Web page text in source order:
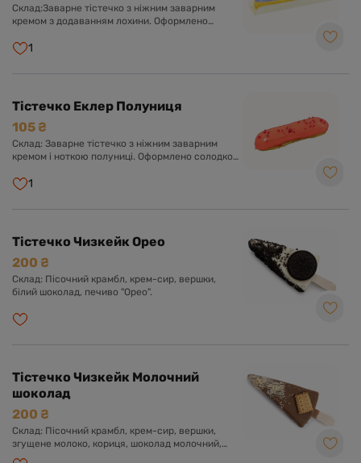
Склад:Заварне тістечко з ніжним заварним
кремом з додаванням лохини. Оформлено
1
Тістечко Еклер Полуниця
105 ₴
Склад: Заварне тістечко з ніжним заварним
кремом і ноткою полуниці. Оформлено солодкою
1
Тістечко Чизкейк Орео
200 ₴
Склад: Пісочний крамбл, крем-сир, вершки,
білий шоколад, печиво "Орео".
Тістечко Чизкейк Молочний
шоколад
200 ₴
Склад: Пісочний крамбл, крем-сир, вершки,
згущене молоко, кориця, шоколад молочний,
шоколад чорний.